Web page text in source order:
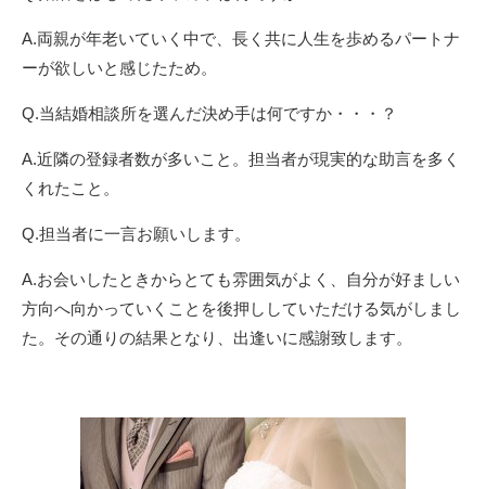
A.両親が年老いていく中で、長く共に人生を歩めるパートナ
ーが欲しいと感じたため。
Q.当結婚相談所を選んだ決め手は何ですか・・・？
A.近隣の登録者数が多いこと。担当者が現実的な助言を多く
くれたこと。
Q.担当者に一言お願いします。
A.お会いしたときからとても雰囲気がよく、自分が好ましい
方向へ向かっていくことを後押ししていただける気がしまし
た。その通りの結果となり、出逢いに感謝致します。